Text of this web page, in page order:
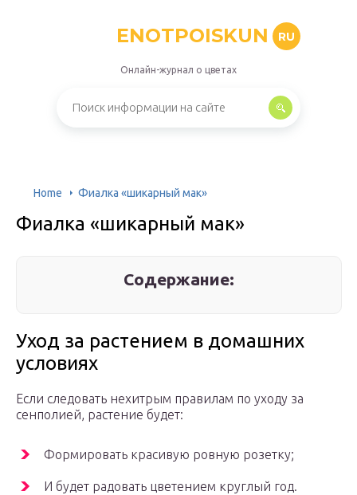
ENOTPOISKUN RU
Онлайн-журнал о цветах
Home Фиалка «шикарный мак»
Фиалка «шикарный мак»
Содержание:
Уход за растением в домашних
условиях
Если следовать нехитрым правилам по уходу за
сенполией, растение будет:
Формировать красивую ровную розетку;
И будет радовать цветением круглый год.